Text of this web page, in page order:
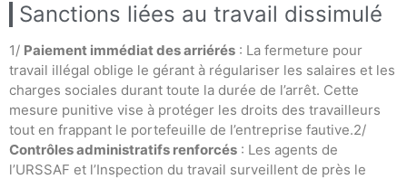
Sanctions liées au travail dissimulé
1/ Paiement immédiat des arriérés : La fermeture pour
travail illégal oblige le gérant à régulariser les salaires et les
charges sociales durant toute la durée de l’arrêt. Cette
mesure punitive vise à protéger les droits des travailleurs
tout en frappant le portefeuille de l’entreprise fautive.2/
Contrôles administratifs renforcés : Les agents de
l’URSSAF et l’Inspection du travail surveillent de près le